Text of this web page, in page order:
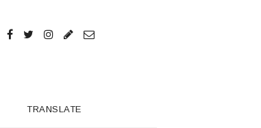
TRANSLATE